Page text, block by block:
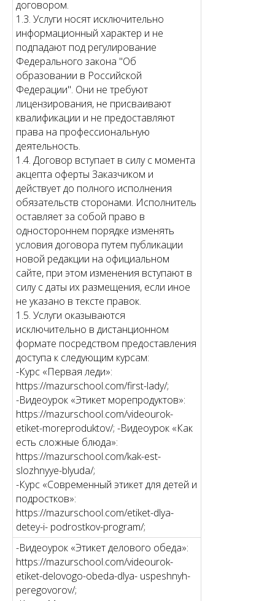
договором.
1.3. Услуги носят исключительно
информационный характер и не
подпадают под регулирование
Федерального закона "Об
образовании в Российской
Федерации". Они не требуют
лицензирования, не присваивают
квалификации и не предоставляют
права на профессиональную
деятельность.
1.4. Договор вступает в силу с момента
акцепта оферты Заказчиком и
действует до полного исполнения
обязательств сторонами. Исполнитель
оставляет за собой право в
одностороннем порядке изменять
условия договора путем публикации
новой редакции на официальном
сайте, при этом изменения вступают в
силу с даты их размещения, если иное
не указано в тексте правок.
1.5. Услуги оказываются
исключительно в дистанционном
формате посредством предоставления
доступа к следующим курсам:
-Курс «Первая леди»:
https://mazurschool.com/first-lady/;
-Видеоурок «Этикет морепродуктов»:
https://mazurschool.com/videourok-
etiket-moreproduktov/; -Видеоурок «Как
есть сложные блюда»:
https://mazurschool.com/kak-est-
slozhnyye-blyuda/;
-Курс «Современный этикет для детей и
подростков»:
https://mazurschool.com/etiket-dlya-
detey-i- podrostkov-program/;
-Видеоурок «Этикет делового обеда»:
https://mazurschool.com/videourok-
etiket-delovogo-obeda-dlya- uspeshnyh-
peregovorov/;